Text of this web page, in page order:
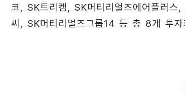
코, SK트리켐, SK머티리얼즈에어플러스
씨, SK머티리얼즈그룹14 등 총 8개 투